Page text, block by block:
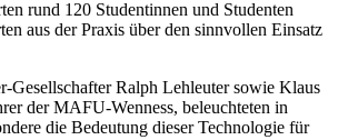
rund 120 Studentinnen und Studenten
aus der Praxis über den sinnvollen Einsatz
Gesellschafter Ralph Lehleuter sowie Klaus
der MAFU-Wenness, beleuchteten in
die Bedeutung dieser Technologie für